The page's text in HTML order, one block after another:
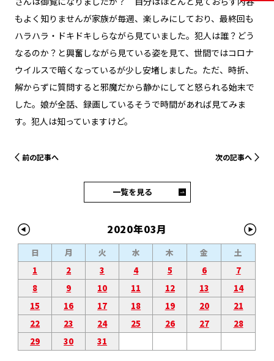
もよく知りませんが家族が毎週、楽しみにしており、最終回も
ハラハラ・ドキドキしらながら見ていました。犯人は誰？どう
なるのか？と興奮しながら見ている姿を見て、世間ではコロナ
ウイルスで暗くなっているが少し安堵しました。ただ、時折、
解からずに質問すると邪魔だから静かにしてと怒られる始末で
した。娘が全話、録画しているそうで時間があれば見てみま
す。犯人は知っていますけど。
前の記事へ
一覧を見る
次の記事へ
2020年03月
日 月 火 水 木 金
土
1
2 3 4 5 6
7
8
9 10 11 12 13
14
15
16 17 18 19 20
21
22
23 24 25 26 27
28
29
30 31